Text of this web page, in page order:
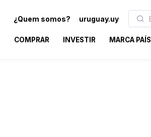
¿Quem somos? uruguay.uy
COMPRAR INVESTIR MARCA PAÍS